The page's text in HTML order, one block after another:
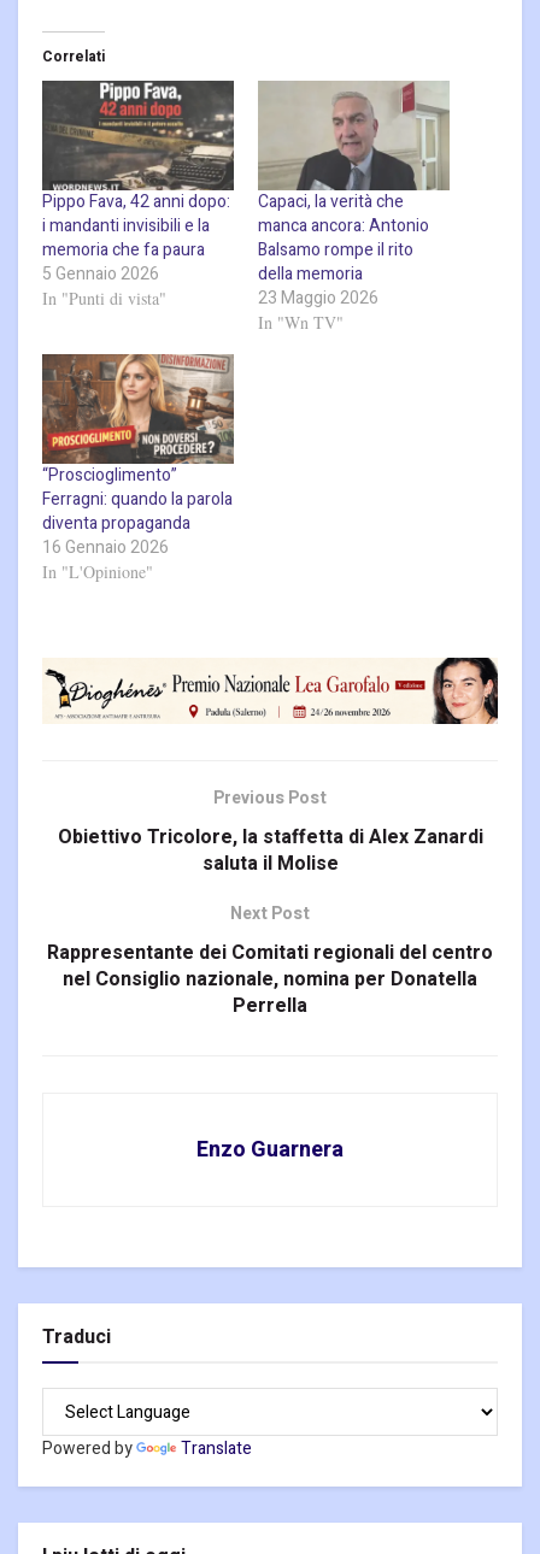
Correlati
Pippo Fava, 42 anni dopo:
i mandanti invisibili e la
memoria che fa paura
5 Gennaio 2026
In "Punti di vista"
Capaci, la verità che
manca ancora: Antonio
Balsamo rompe il rito
della memoria
23 Maggio 2026
In "Wn TV"
“Proscioglimento”
Ferragni: quando la parola
diventa propaganda
16 Gennaio 2026
In "L'Opinione"
Previous Post
Obiettivo Tricolore, la staffetta di Alex Zanardi
saluta il Molise
Next Post
Rappresentante dei Comitati regionali del centro
nel Consiglio nazionale, nomina per Donatella
Perrella
Enzo Guarnera
Traduci
Powered by Translate